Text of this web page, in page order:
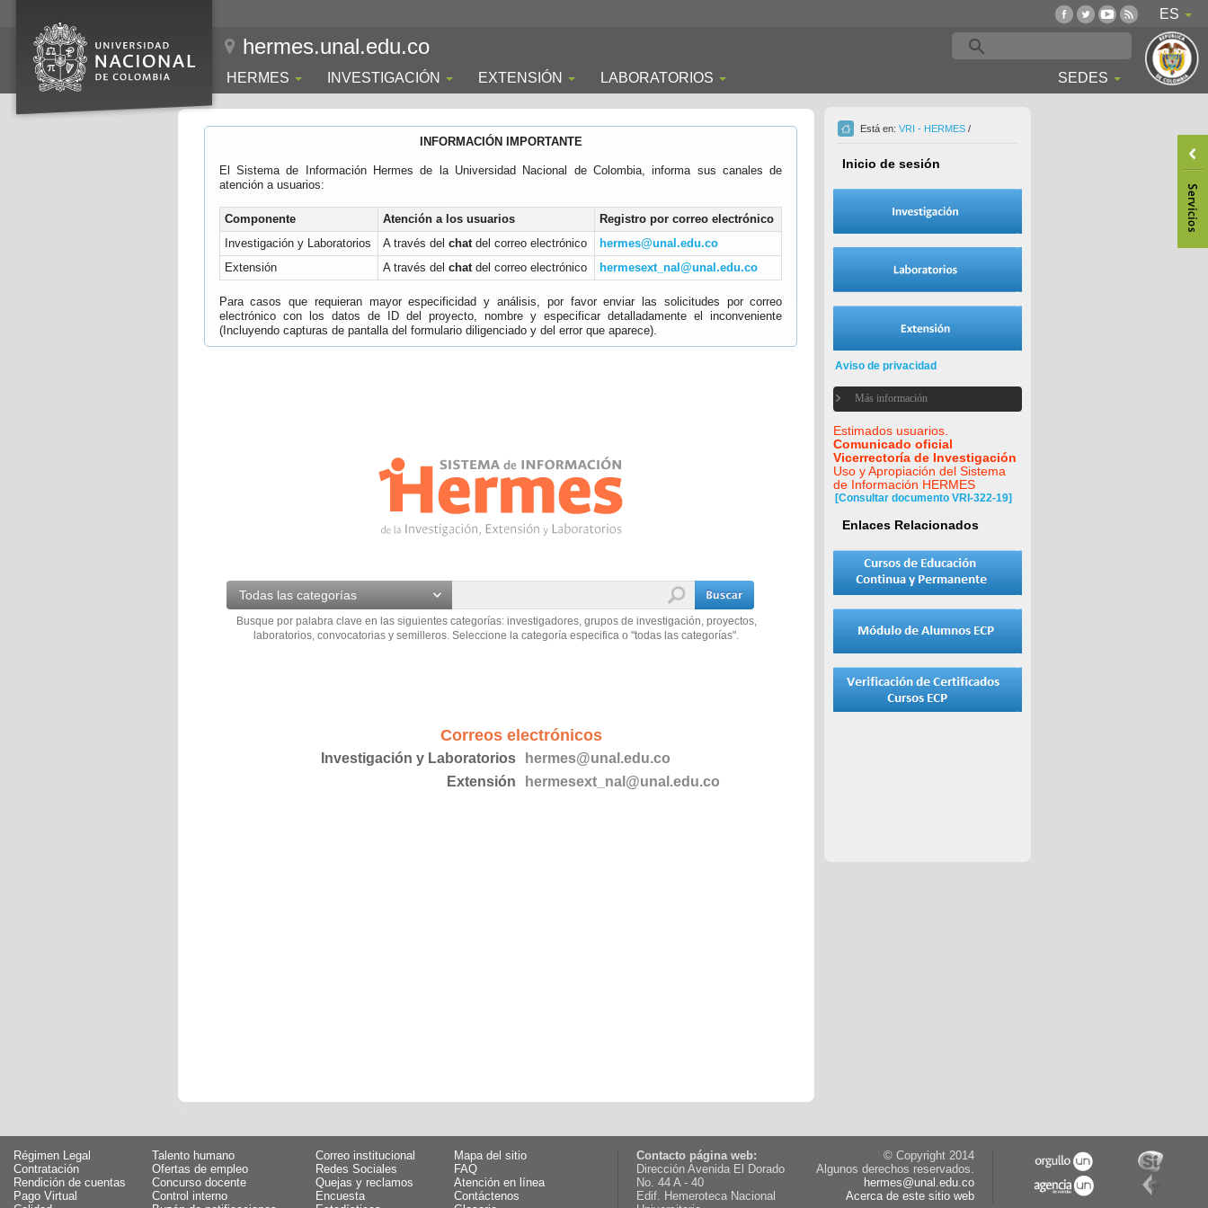
ES
hermes.unal.edu.co
HERMES INVESTIGACIÓN EXTENSIÓN LABORATORIOS SEDES
INFORMACIÓN IMPORTANTE
El Sistema de Información Hermes de la Universidad Nacional de Colombia, informa sus canales de
atención a usuarios:
Componente Atención a los usuarios
Registro por correo electrónico
Investigación y Laboratorios
A través del chatdel correo electrónico
hermes@unal.edu.co
Extensión
A través del chatdel correo electrónico hermesext_nal@unal.edu.co
Para casos que requieran mayor especificidad y análisis, por favor enviar las solicitudes por correo
electrónico con los datos de ID del proyecto, nombre y especificar detalladamente el inconveniente
(Incluyendo capturas de pantalla del formulario diligenciado y del error que aparece).
Todas las categorías
Busque por palabra clave en las siguientes categorías: investigadores, grupos de investigación, proyectos,
laboratorios, convocatorias y semilleros. Seleccione la categoría especifica o "todas las categorías".
Correos electrónicos
Investigación y Laboratorios
hermes@unal.edu.co
Extensión
hermesext_nal@unal.edu.co
Está en: VRI - HERMES /
Inicio de sesión
Aviso de privacidad
Más información
Estimados usuarios.
Comunicado oficial
Vicerrectoría de Investigación
Uso y Apropiación del Sistema
de Información HERMES
[Consultar documento VRI-322-19]
Enlaces Relacionados
Régimen Legal
Talento humano
Contratación
Ofertas de empleo
Rendición de cuentas
Concurso docente
Pago Virtual
Control interno
Correo institucional
Mapa del sitio
Redes Sociales
FAQ
Quejas y reclamos
Atención en línea
Encuesta
Contáctenos
Contacto página web:
Dirección Avenida El Dorado
No. 44 A - 40
Edif. Hemeroteca Nacional
© Copyright 2014
Algunos derechos reservados.
hermes@unal.edu.co
Acerca de este sitio web